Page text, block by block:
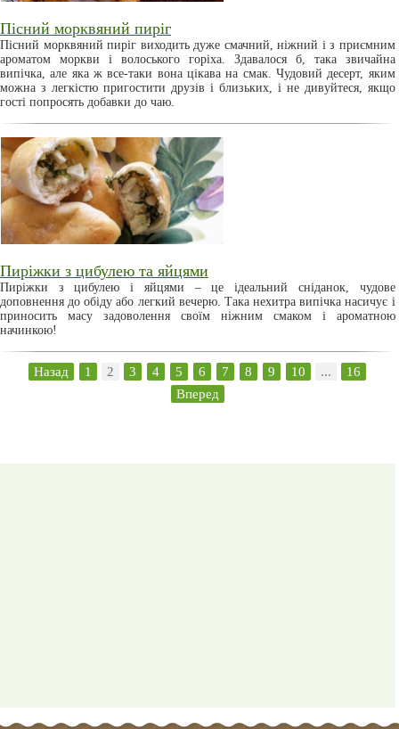
Пісний морквяний пиріг
Пісний морквяний пиріг виходить дуже смачний, ніжний і з приємним
ароматом моркви і волоського горіха. Здавалося б, така звичайна
випічка, але яка ж все-таки вона цікава на смак. Чудовий десерт, яким
можна з легкістю пригостити друзів і близьких, і не дивуйтеся, якщо
гості попросять добавки до чаю.
Пиріжки з цибулею та яйцями
Пиріжки з цибулею і яйцями – це ідеальний сніданок, чудове
доповнення до обіду або легкий вечерю. Така нехитра випічка насичує і
приносить масу задоволення своїм ніжним смаком і ароматною
начинкою!
Назад 1 2 3 4 5 6 7 8 9 10 ...
16
Вперед